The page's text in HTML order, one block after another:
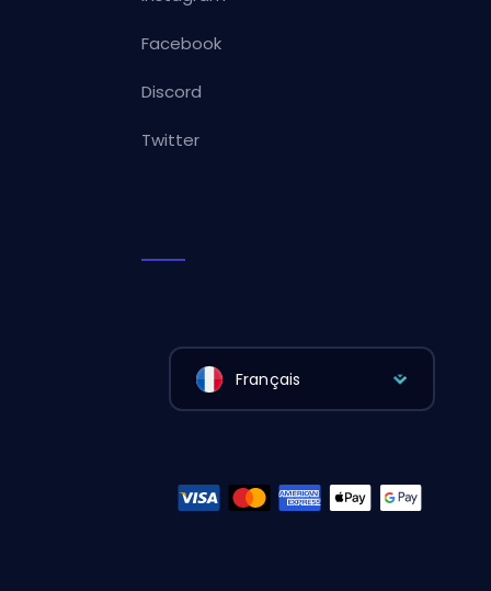
Facebook
Discord
Twitter
Français